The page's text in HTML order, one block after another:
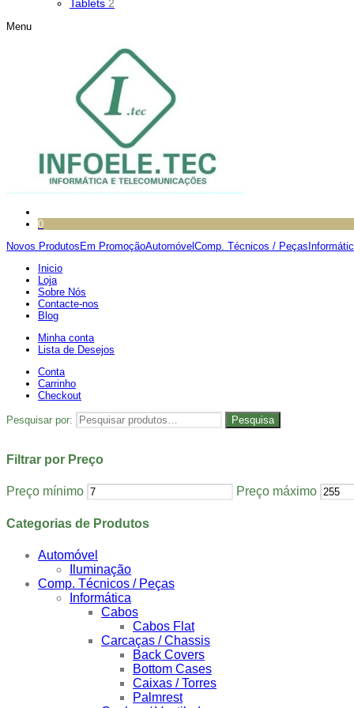
Tablets 2
Menu
0
Novos Produtos Em PromoçãoAutomóvel Comp. Técnicos / Peças
Inicio
Loja
Sobre Nós
Contacte-nos
Blog
Minha conta
Lista de Desejos
Conta
Carrinho
Checkout
Pesquisar por: Pesquisa
Filtrar por Preço
Preço mínimo Preço máximo
Categorias de Produtos
Automóvel
Iluminação
Comp. Técnicos / Peças
Informática
Cabos
Cabos Flat
Carcaças / Chassis
Back Covers
Bottom Cases
Caixas / Torres
Palmrest